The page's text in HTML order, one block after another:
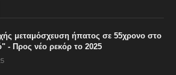
μεταμόσχευση ήπατος σε 55χρονο στο
- Προς νέο ρεκόρ το 2025